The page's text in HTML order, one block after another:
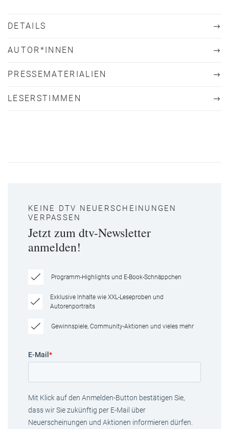
DETAILS
AUTOR*INNEN
PRESSEMATERIALIEN
LESERSTIMMEN
KEINE DTV NEUERSCHEINUNGEN
VERPASSEN
Jetzt zum dtv-Newsletter
anmelden!
Programm-Highlights und E-Book-Schnäppchen
Exklusive Inhalte wie XXL-Leseproben und
Autorenportraits
Gewinnspiele, Community-Aktionen und vieles mehr
E-Mail *
Mit Klick auf den Anmelden-Button bestätigen Sie,
dass wir Sie zukünftig per E-Mail über
Neuerscheinungen und Aktionen informieren dürfen.